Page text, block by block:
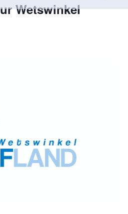
Wetswinkel